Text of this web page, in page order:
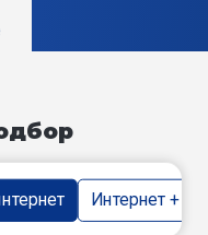
Интернет + тв